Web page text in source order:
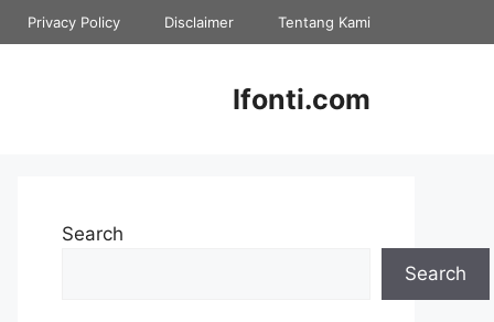
Privacy Policy Disclaimer Tentang Kami
Ifonti.com
Search
Search